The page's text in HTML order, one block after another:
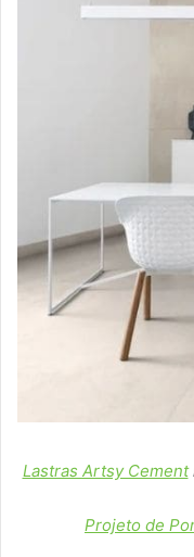
Lastras Artsy Cement
Projeto de